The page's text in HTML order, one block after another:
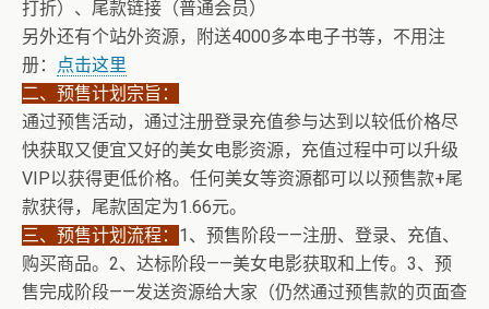
打折）、尾款链接（普通会员）
另外还有个站外资源，附送4000多本电子书等，不用注
册：
点击这里
二、预售计划宗旨：
通过预售活动，通过注册登录充值参与达到以较低价格尽
快获取又便宜又好的美女电影资源，充值过程中可以升级
VIP以获得更低价格。任何美女等资源都可以以预售款+尾
款获得，尾款固定为1.66元。
三、预售计划流程： 1、预售阶段——注册、登录、充值、
购买商品。2、达标阶段——美女电影获取和上传。3、预
售完成阶段——发送资源给大家（仍然通过预售款的页面查